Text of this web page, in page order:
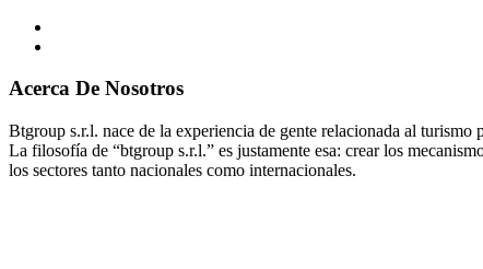
Acerca De Nosotros
Btgroup s.r.l. nace de la experiencia de gente relacionada al
La filosofía de “btgroup s.r.l.” es justamente esa: crear los
los sectores tanto nacionales como internacionales.